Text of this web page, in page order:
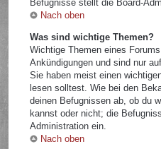
Befugnisse stellt die Board-
Nach oben
Was sind wichtige Themen?
Wichtige Themen eines
Ankündigungen und sind nur
Sie haben meist einen
lesen solltest. Wie bei den
deinen Befugnissen ab, ob du
kannst oder nicht; die
Administration ein.
Nach oben